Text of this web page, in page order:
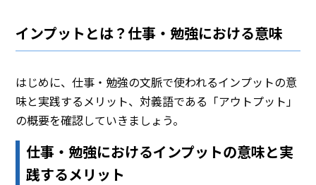
インプットとは？仕事・勉強における意味
はじめに、仕事・勉強の文脈で使われるインプットの意
味と実践するメリット、対義語である「アウトプット」
の概要を確認していきましょう。
仕事・勉強におけるインプットの意味と実
践するメリット